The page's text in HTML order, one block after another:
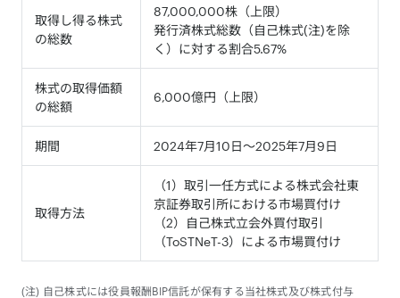
取得し得る株式
の総数
87,000,000株（上限）
発行済株式総数（自己株式(注)を除
く）に対する割合5.67%
株式の取得価額
の総額
6,000億円（上限）
期間 2024年7月10日～2025年7月9日
取得方法
（1）取引一任方式による株式会社東
京証券取引所における市場買付け
（2）自己株式立会外買付取引
（ToSTNeT-3）による市場買付け
(注) 自己株式には役員報酬BIP信託が保有する当社株式及び株式付与